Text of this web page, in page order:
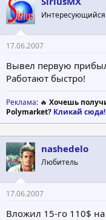
Интересующийся
17.06.2007
Вывел первую
Работают быстро!
Реклама: 🔥 Хочешь
Polymarket? Кликай сюда!
nashedelo
Любитель
17.06.2007
Вложил 15-го 110$